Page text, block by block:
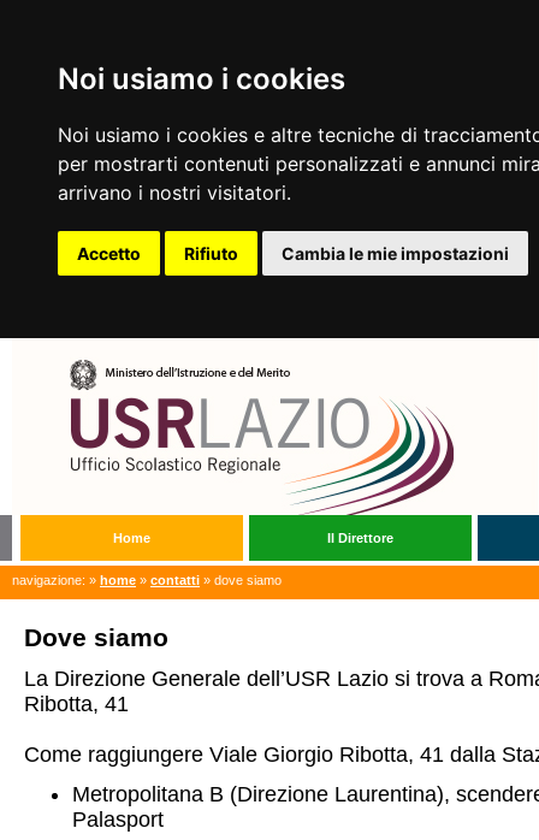
Noi usiamo i cookies
Noi usiamo i cookies e altre tecniche di
per mostrarti contenuti personalizzati e annunci
arrivano i nostri visitatori.
Accetto Rifiuto Cambia le mie impostazioni
Home Il Direttore
navigazione: » home » contatti » dove siamo
Dove siamo
La Direzione Generale dell’USR Lazio si trova a
Ribotta, 41
Come raggiungere Viale Giorgio Ribotta, 41 dalla
Metropolitana B (Direzione Laurentina),
Palasport